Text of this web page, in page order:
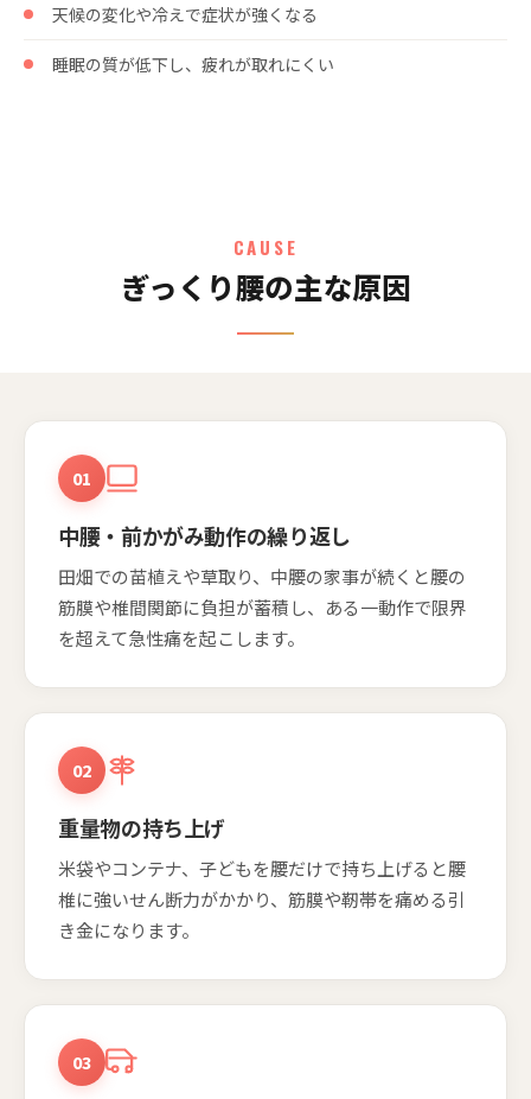
天候の変化や冷えで症状が強くなる
睡眠の質が低下し、疲れが取れにくい
CAUSE
ぎっくり腰の主な原因
01
中腰・前かがみ動作の繰り返し
田畑での苗植えや草取り、中腰の家事が続くと腰の
筋膜や椎間関節に負担が蓄積し、ある一動作で限界
を超えて急性痛を起こします。
02
重量物の持ち上げ
米袋やコンテナ、子どもを腰だけで持ち上げると腰
椎に強いせん断力がかかり、筋膜や靭帯を痛める引
き金になります。
03